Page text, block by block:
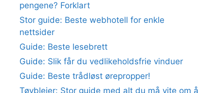
pengene? Forklart
Stor guide: Beste webhotell for enkle
nettsider
Guide: Beste lesebrett
Guide: Slik får du vedlikeholdsfrie vinduer
Guide: Beste trådløst ørepropper!
Tøybleier: Stor guide med alt du må vite om å